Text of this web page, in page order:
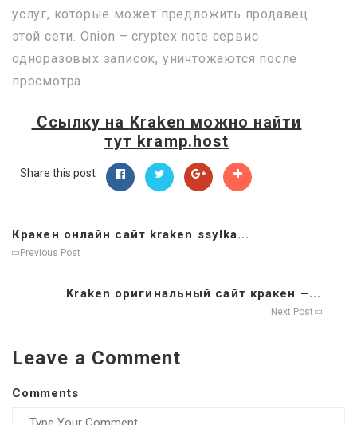
услуг, которые может предложить продавец
этой сети. Onion – cryptex note сервис
одноразовых записок, уничтожаются после
просмотра.
Ссылку на Kraken можно найти
тут kramp.host
Share this post
Кракен онлайн сайт kraken ssylka...
Previous Post
Kraken оригинальный сайт кракен –...
Next Post
Leave a Comment
Comments